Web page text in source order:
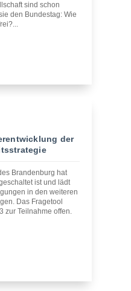
sind schon
den Bundestag: Wie
der
Brandenburg hat
ist und lädt
in den weiteren
Das Fragetool
zur Teilnahme offen.